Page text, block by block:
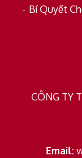
Bí Quyết
CÔNG TY
Email: